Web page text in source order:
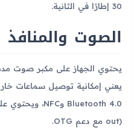
30 إطارًا في الثانية.
الصوت والمنافذ
out) مع دعم OTG.